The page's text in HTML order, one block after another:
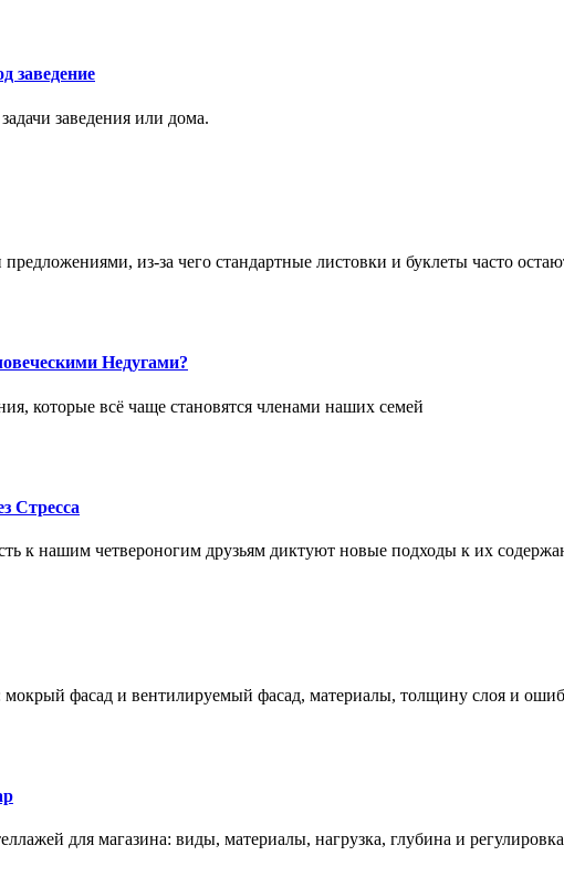
заведение
заведения или дома.
из-за чего стандартные листовки и буклеты часто
Недугами?
которые всё чаще становятся членами наших семей
Стресса
к нашим четвероногим друзьям диктуют новые подходы к их
мокрый фасад и вентилируемый фасад, материалы, толщину слоя и
для магазина: виды, материалы, нагрузка, глубина и